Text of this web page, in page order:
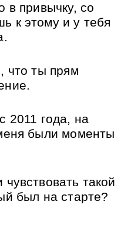
в привычку, со
к этому и у тебя
что ты прям
2011 года, на
были моменты
такой
был на старте?